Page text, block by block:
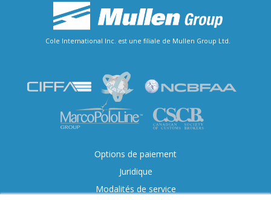
Cole International Inc. est une filiale de Mullen Group Ltd.
Options de paiement
Juridique
Modalités de service